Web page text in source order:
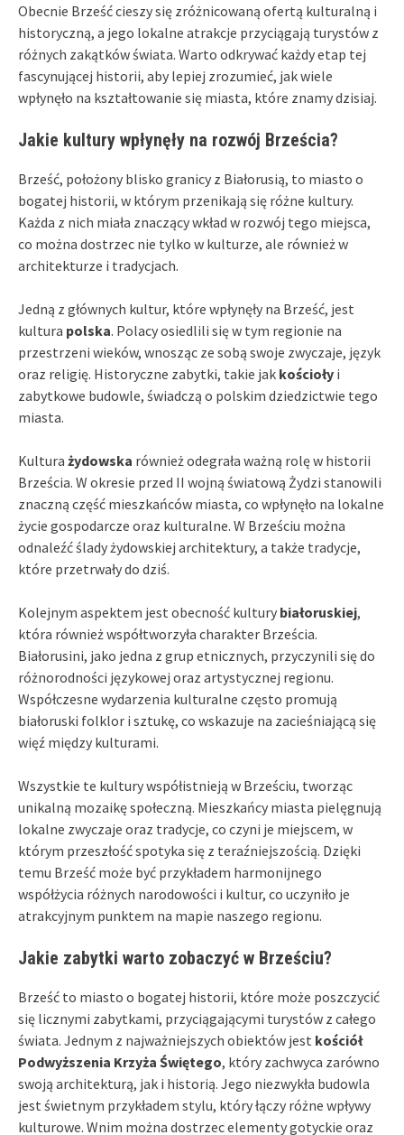
Obecnie Brześć cieszy się zróżnicowaną ofertą kulturalną i
historyczną, a jego lokalne atrakcje przyciągają turystów z
różnych zakątków świata. Warto odkrywać każdy etap tej
fascynującej historii, aby lepiej zrozumieć, jak wiele
wpłynęło na kształtowanie się miasta, które znamy dzisiaj.
Jakie kultury wpłynęły na rozwój Brześcia?
Brześć, położony blisko granicy z Białorusią, to miasto o
bogatej historii, w którym przenikają się różne kultury.
Każda z nich miała znaczący wkład w rozwój tego miejsca,
co można dostrzec nie tylko w kulturze, ale również w
architekturze i tradycjach.
Jedną z głównych kultur, które wpłynęły na Brześć, jest
kultura polska. Polacy osiedlili się w tym regionie na
przestrzeni wieków, wnosząc ze sobą swoje zwyczaje, język
oraz religię. Historyczne zabytki, takie jak kościoły i
zabytkowe budowle, świadczą o polskim dziedzictwie tego
miasta.
Kultura żydowska również odegrała ważną rolę w historii
Brześcia. W okresie przed II wojną światową Żydzi stanowili
znaczną część mieszkańców miasta, co wpłynęło na lokalne
życie gospodarcze oraz kulturalne. W Brześciu można
odnaleźć ślady żydowskiej architektury, a także tradycje,
które przetrwały do dziś.
Kolejnym aspektem jest obecność kultury białoruskiej,
która również współtworzyła charakter Brześcia.
Białorusini, jako jedna z grup etnicznych, przyczynili się do
różnorodności językowej oraz artystycznej regionu.
Współczesne wydarzenia kulturalne często promują
białoruski folklor i sztukę, co wskazuje na zacieśniającą się
więź między kulturami.
Wszystkie te kultury współistnieją w Brześciu, tworząc
unikalną mozaikę społeczną. Mieszkańcy miasta pielęgnują
lokalne zwyczaje oraz tradycje, co czyni je miejscem, w
którym przeszłość spotyka się z teraźniejszością. Dzięki
temu Brześć może być przykładem harmonijnego
współżycia różnych narodowości i kultur, co uczyniło je
atrakcyjnym punktem na mapie naszego regionu.
Jakie zabytki warto zobaczyć w Brześciu?
Brześć to miasto o bogatej historii, które może poszczycić
się licznymi zabytkami, przyciągającymi turystów z całego
świata. Jednym z najważniejszych obiektów jest kościół
Podwyższenia Krzyża Świętego, który zachwyca zarówno
swoją architekturą, jak i historią. Jego niezwykła budowla
jest świetnym przykładem stylu, który łączy różne wpływy
kulturowe. Wnim można dostrzec elementy gotyckie oraz